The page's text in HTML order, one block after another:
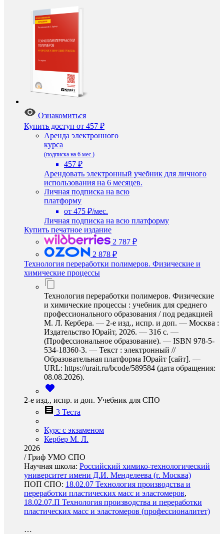
Ознакомиться
Купить доступ от 457 ₽
Аренда электронного
курса
(подписка на 6 мес.)
457 ₽
Арендовать электронный учебник для личного
использования на 6 месяцев.
Личная подписка на всю
платформу
от 475 ₽/мес.
Личная подписка на всю платформу
Купить печатное издание
2 787 ₽
2 878 ₽
Технология переработки полимеров. Физические и
химические процессы
Технология переработки полимеров. Физические
и химические процессы : учебник для среднего
профессионального образования / под редакцией
М. Л. Кербера. — 2-е изд., испр. и доп. — Москва :
Издательство Юрайт, 2026. — 316 с. —
(Профессиональное образование). — ISBN 978-5-
534-18360-3. — Текст : электронный //
Образовательная платформа Юрайт [сайт]. —
URL: https://urait.ru/bcode/589584 (дата обращения:
08.08.2026).
2-е изд., испр. и доп. Учебник для СПО
3 Теста
Курс с экзаменом
Кербер М. Л.
2026
/Гриф УМО СПО
Научная школа: Российский химико-технологический
университет имени Д.И. Менделеева (г. Москва)
ПОП СПО: 18.02.07 Технология производства и
переработки пластических масс и эластомеров,
18.02.07.П Технология производства и переработки
пластических масс и эластомеров (профессионалитет)
…